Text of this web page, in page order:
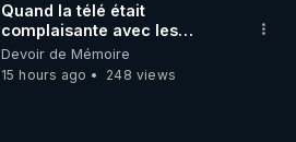
Quand la télé était
complaisante avec les
pédophiles
Devoir de Mémoire
15 hours ago
248 views